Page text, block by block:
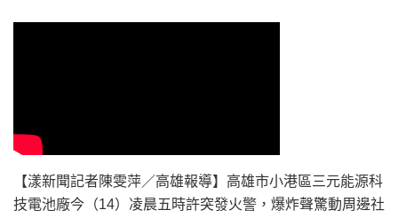
【漾新聞記者陳雯萍／高雄報導】高雄市小港區三元能源科
技電池廠今（14）凌晨五時許突發火警，爆炸聲驚動周邊社